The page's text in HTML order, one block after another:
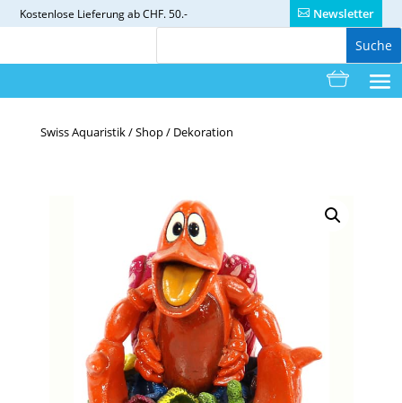
Kostenlose Lieferung ab CHF. 50.- Newsletter
Swiss Aquaristik/Shop/ Dekoration